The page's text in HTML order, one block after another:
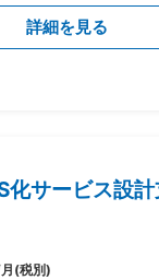
施
ドユーザ・ベンダー・
チームコミュニケー
詳細を見る
化サービス設
(税別)